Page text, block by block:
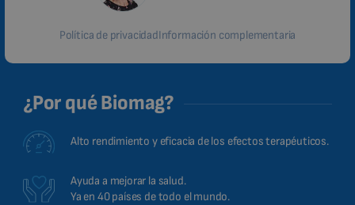
Política de privacidadInformación complementaria
¿Por qué Biomag?
Alto rendimiento y eficacia de los efectos terapéuticos.
Ayuda a mejorar la salud.
Ya en 40 países de todo el mundo.